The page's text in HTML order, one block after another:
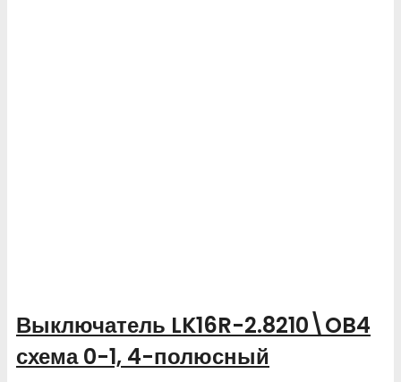
Выключатель LK16R-2.8210\OB4
схема 0-1, 4-полюсный